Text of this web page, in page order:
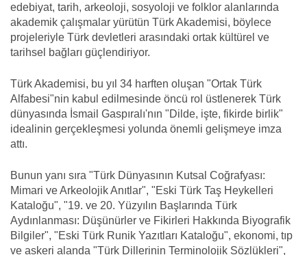
edebiyat, tarih, arkeoloji, sosyoloji ve folklor alanlarında
akademik çalışmalar yürütün Türk Akademisi, böylece
projeleriyle Türk devletleri arasındaki ortak kültürel ve
tarihsel bağları güçlendiriyor.
Türk Akademisi, bu yıl 34 harften oluşan "Ortak Türk
Alfabesi"nin kabul edilmesinde öncü rol üstlenerek Türk
dünyasında İsmail Gaspıralı'nın "Dilde, işte, fikirde birlik"
idealinin gerçekleşmesi yolunda önemli gelişmeye imza
attı.
Bunun yanı sıra "Türk Dünyasının Kutsal Coğrafyası:
Mimari ve Arkeolojik Anıtlar", "Eski Türk Taş Heykelleri
Kataloğu", "19. ve 20. Yüzyılın Başlarında Türk
Aydınlanması: Düşünürler ve Fikirleri Hakkında Biyografik
Bilgiler", "Eski Türk Runik Yazıtları Kataloğu", ekonomi, tıp
ve askeri alanda "Türk Dillerinin Terminolojik Sözlükleri",